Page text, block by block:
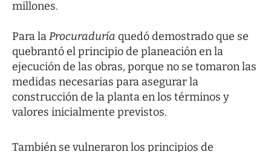
millones.
Para laProcuraduría quedó demostrado que se
quebrantó el principio de planeación en la
ejecución de las obras, porque no se tomaron las
medidas necesarias para asegurar la
construcción de la planta en los términos y
valores inicialmente previstos.
También se vulneraron los principios de